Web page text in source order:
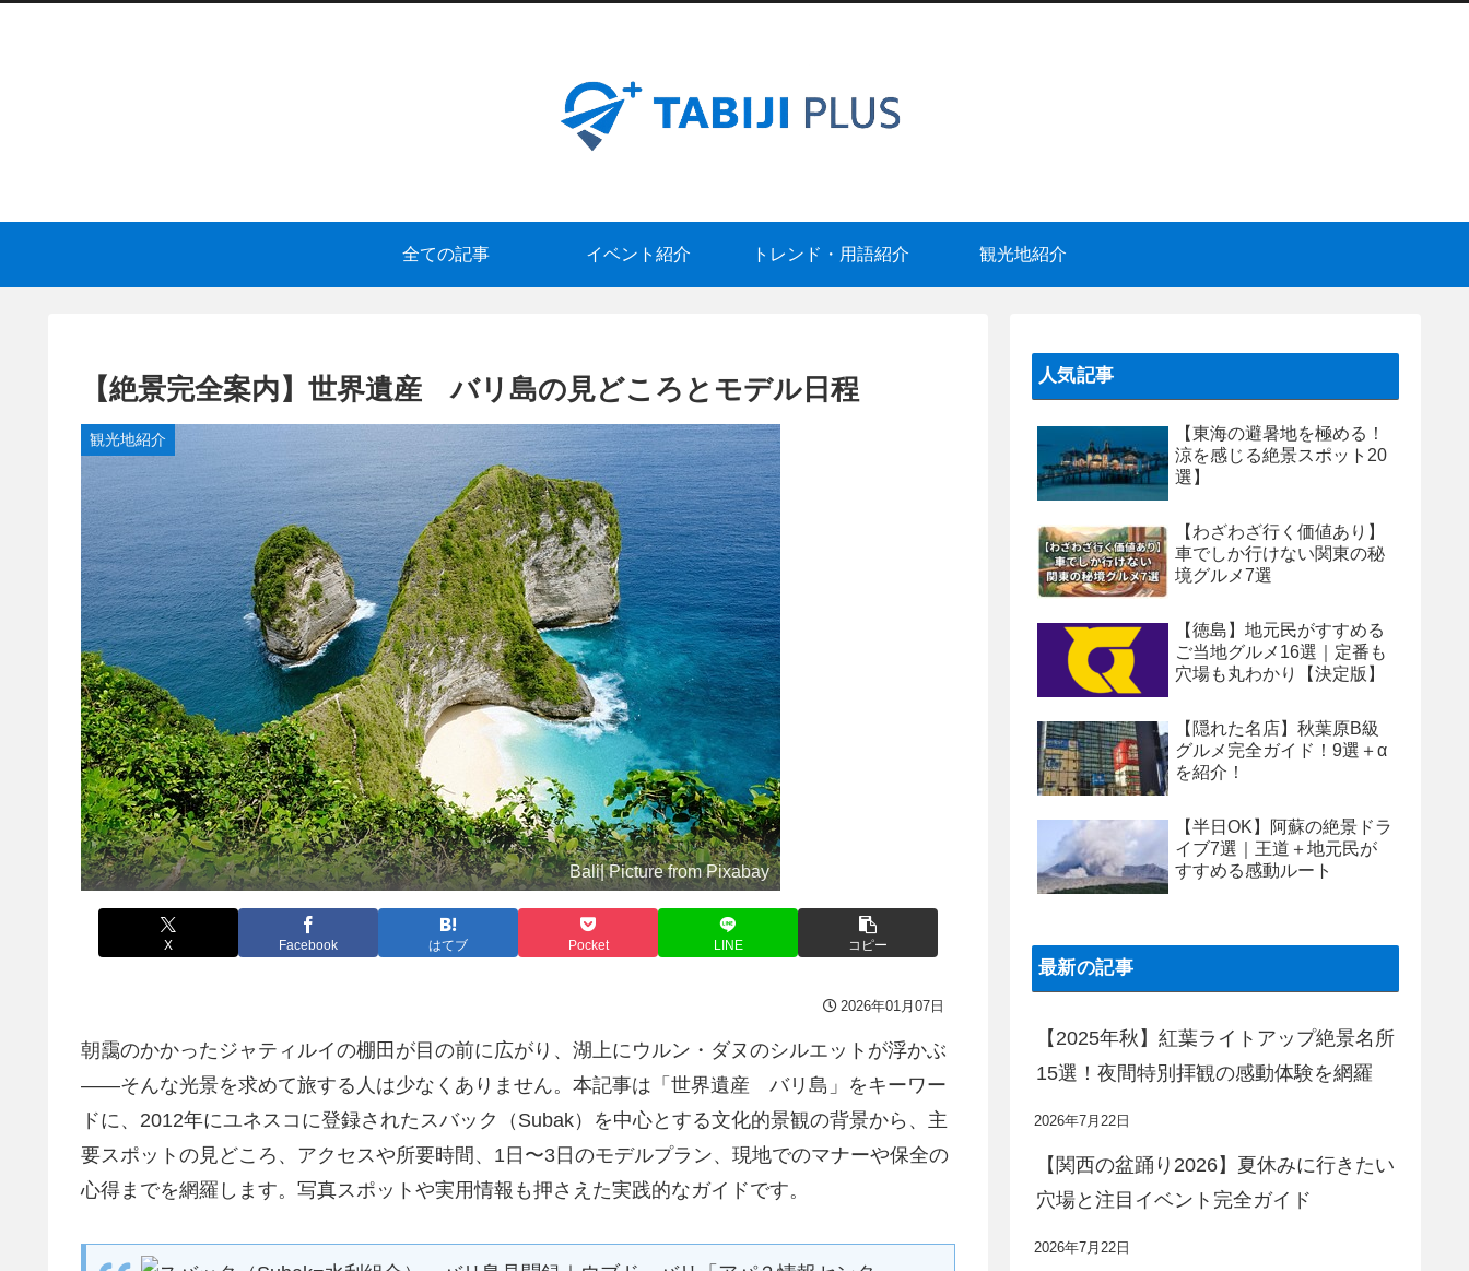
全ての記事 イベント紹介 トレンド・用語紹介 観光地紹介
【絶景完全案内】世界遺産 バリ島の見どころとモデル日程
観光地紹介
Bali| Picture from Pixabay
X Facebook はてブ Pocket LINE コピー
2026年01月07日
朝靄のかかったジャティルイの棚田が目の前に広がり、湖上にウルン・ダヌのシルエットが浮かぶ
――そんな光景を求めて旅する人は少なくありません。本記事は「世界遺産 バリ島」をキーワー
ドに、2012年にユネスコに登録されたスバック（Subak）を中心とする文化的景観の背景から、主
要スポットの見どころ、アクセスや所要時間、1日〜3日のモデルプラン、現地でのマナーや保全の
心得までを網羅します。写真スポットや実用情報も押さえた実践的なガイドです。
人気記事
【東海の避暑地を極める！
涼を感じる絶景スポット20
選】
【わざわざ行く価値あり】
車でしか行けない関東の秘
境グルメ7選
【徳島】地元民がすすめる
ご当地グルメ16選｜定番も
穴場も丸わかり【決定版】
【隠れた名店】秋葉原B級
グルメ完全ガイド！9選＋α
を紹介！
【半日OK】阿蘇の絶景ドラ
イブ7選｜王道＋地元民が
すすめる感動ルート
最新の記事
【2025年秋】紅葉ライトアップ絶景名所
15選！夜間特別拝観の感動体験を網羅
2026年7月22日
【関西の盆踊り2026】夏休みに行きたい
穴場と注目イベント完全ガイド
2026年7月22日